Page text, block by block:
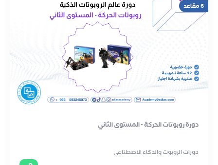
6 مقاعد
دورة روبوتات الحركة - المستوى الثاني
دورات الروبوت والذكاء الاصطناعي